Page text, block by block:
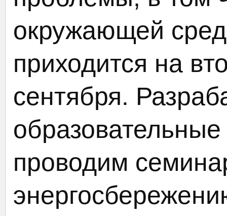
окружающей
приходится на
сентября.
проводим